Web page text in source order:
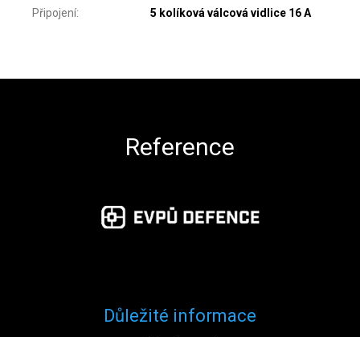
Připojení: 5 kolíková válcová vidlice 16 A
Reference
Důležité informace